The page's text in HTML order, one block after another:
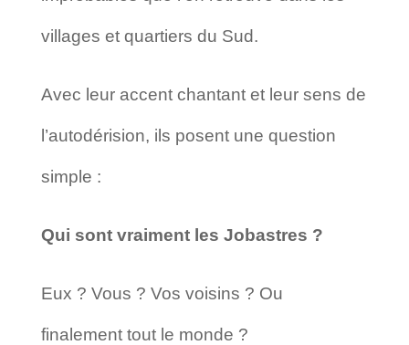
villages et quartiers du Sud.
Avec leur accent chantant et leur sens de
l’autodérision, ils posent une question
simple :
Qui sont vraiment les Jobastres ?
Eux ? Vous ? Vos voisins ? Ou
finalement tout le monde ?